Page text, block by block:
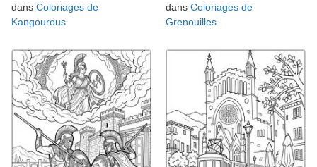
dans Coloriages de
Kangourous
dans Coloriages de
Grenouilles